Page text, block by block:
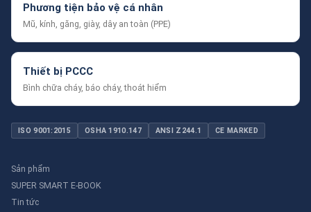
Phương tiện bảo vệ cá nhân
Mũ, kính, găng, giày, dây an toàn (PPE)
Thiết bị PCCC
Bình chữa cháy, báo cháy, thoát hiểm
ISO 9001:2015 OSHA 1910.147 ANSI Z244.1 CE MARKED
Sản phẩm
SUPER SMART E-BOOK
Tin tức